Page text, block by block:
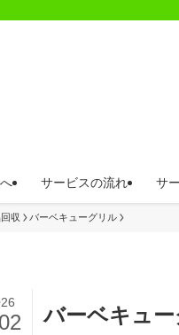
サービスの流れ サ
収 バーベキューグリル
バーベキュ